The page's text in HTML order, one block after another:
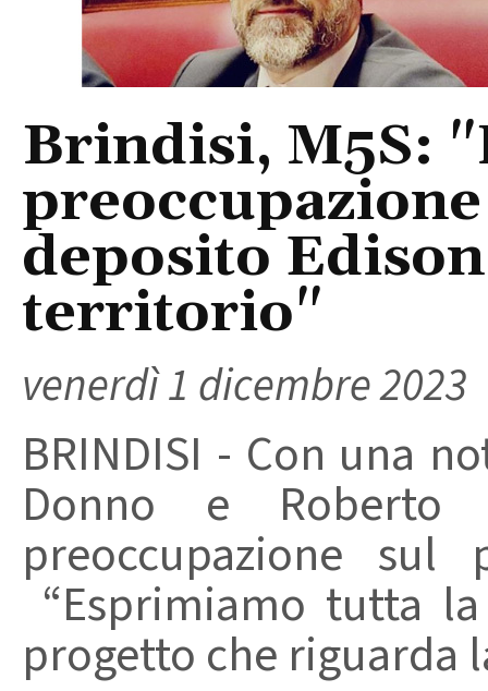
Brindisi, M5S:
deposito
territorio"
venerdì 1 dicembre 2023
BRINDISI - Con una
Donno e Roberto
preoccupazione sul
“Esprimiamo tutta
progetto che riguarda